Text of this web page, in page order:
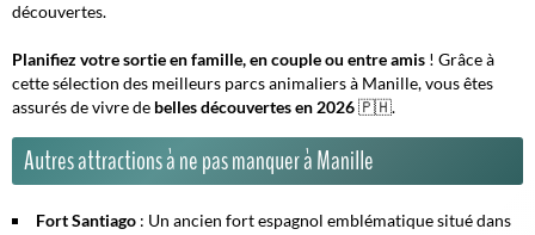
découvertes.
Planifiez votre sortie en famille, en couple ou entre amis ! Grâce à
cette sélection des meilleurs parcs animaliers à Manille, vous êtes
assurés de vivre de belles découvertes en 2026🇵🇭.
Autres attractions à ne pas manquer à Manille
Fort Santiago : Un ancien fort espagnol emblématique situé dans